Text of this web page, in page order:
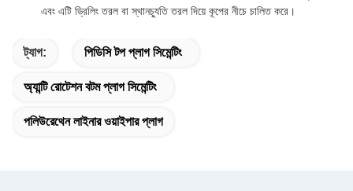
এবং এটি ড্রিলিং তরল বা স্থানচ্যুতি তরল দিয়ে কূপের নীচে চালিত করে।
ট্যাগ: পিডিসি টপ প্লাগ সিমেন্টিং
অ্যান্টি রোটেশন বটম প্লাগ সিমেন্টিং
পলিউরেথেন লাইনার ওয়াইপার প্লাগ